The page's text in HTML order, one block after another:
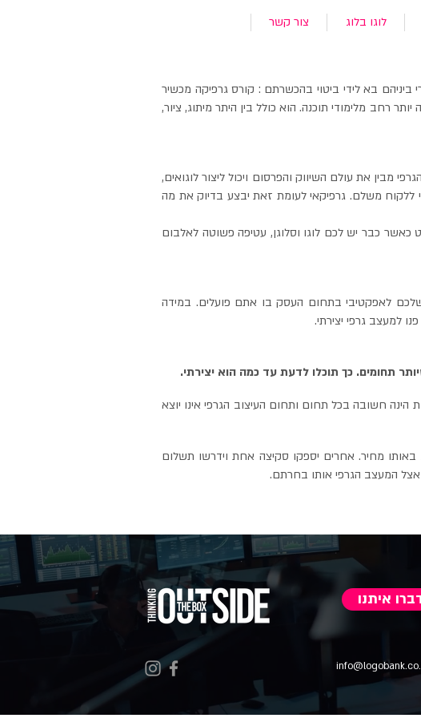
לוגו בלוג צור קשר
בא לידי ביטוי בהכשרתם : קורס גרפיקה מכשיר
רחב מלימודי תוכנה. הוא כולל בין היתר מיתוג, ציור,
את עולם השיווק והפרסום ויכול ליצור לוגואים,
ללקוח משלם. גרפיקאי לעומת זאת יבצע בדיוק את מה
כבר יש לכם לוגו וסלוגן, עטיפה פשוטה לאלבום
לאפקטיבי בתחום העסק בו אתם פועלים. במידה
למעצב גרפי יצירתי.
תחומים. כך תוכלו לדעת עד כמה הוא יצירתי.
חשובה בכל תחום ותחום העיצוב הגרפי אינו יוצא
לא כל המעצבים הגרפים עובדים עם אותם התנאים. חלק מהם יספקו לכם 3-5 סקיצות באותו מחיר. אחרים יספקו סקיצה אחת וידרשו תשלום
אצל המעצב הגרפי אותו בחרתם.
איתנו